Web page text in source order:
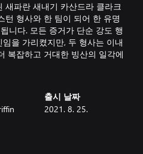
새파란 새내기 카산드라 클라크
턴 형사와 한 팀이 되어 한 유명
니다. 모든 증거가 단순 강도 행
을 가리켰지만, 두 형사는 이내
복잡하고 거대한 빙산의 일각에
출시 날짜
2021. 8. 25.